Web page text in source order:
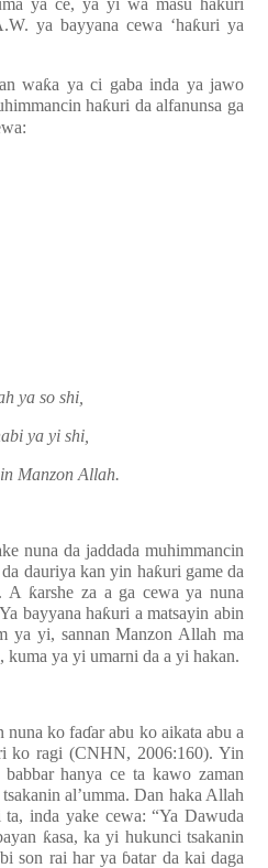
ya ce, ya yi wa masu haƙuri
ya bayyana cewa ‘haƙuri ya
waƙa ya ci gaba inda ya jawo
haƙuri da alfanunsa ga
ya so shi,
ya yi shi,
Manzon Allah.
nuna da jaddada muhimmancin
dauriya kan yin haƙuri game da
A ƙarshe za a ga cewa ya nuna
bayyana haƙuri a matsayin abin
ya yi, sannan Manzon Allah ma
kuma ya yi umarni da a yi hakan.
nuna ko faɗar abu ko aikata abu a
ko ragi (CNHN, 2006:160). Yin
babbar hanya ce ta kawo zaman
al’umma. Dan haka Allah
inda yake cewa: “Ya Dawuda
ƙasa, ka yi hukunci tsakanin
son rai har ya ɓatar da kai daga